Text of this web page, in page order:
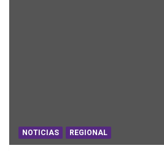
NOTICIAS REGIONAL